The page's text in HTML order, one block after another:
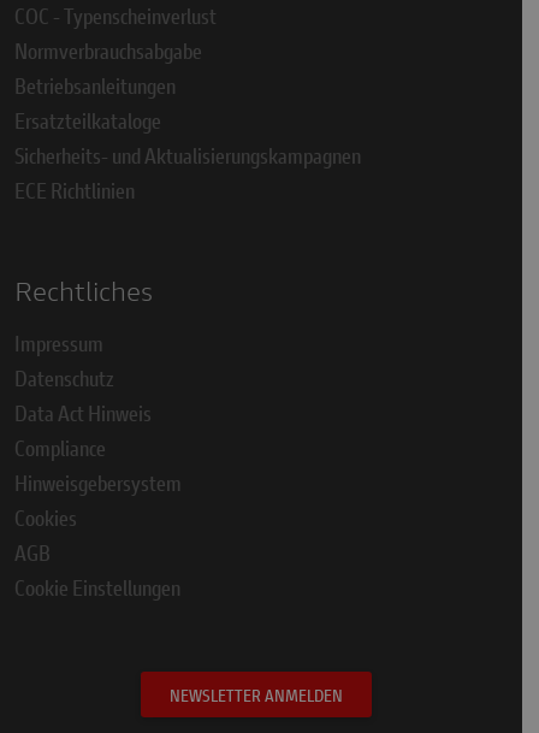
COC - Typenscheinverlust
Normverbrauchsabgabe
Betriebsanleitungen
Ersatzteilkataloge
Sicherheits- und Aktualisierungskampagnen
ECE Richtlinien
Rechtliches
Impressum
Datenschutz
Data Act Hinweis
Compliance
Hinweisgebersystem
Cookies
AGB
Cookie Einstellungen
NEWSLETTER ANMELDEN